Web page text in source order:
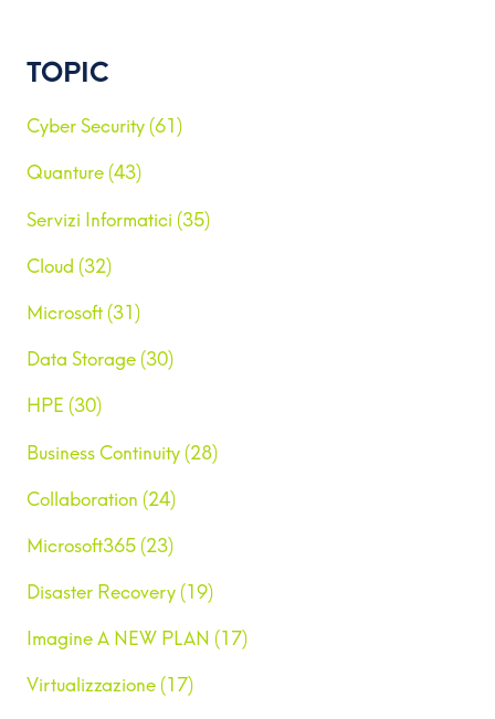
TOPIC
Cyber Security (61)
Quanture (43)
Servizi Informatici (35)
Cloud (32)
Microsoft (31)
Data Storage (30)
HPE (30)
Business Continuity (28)
Collaboration (24)
Microsoft365 (23)
Disaster Recovery (19)
Imagine A NEW PLAN (17)
Virtualizzazione (17)